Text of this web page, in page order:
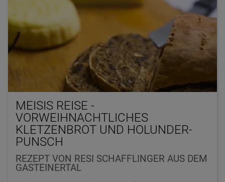
MEISIS REISE -
VORWEIHNACHTLICHES
KLETZENBROT UND HOLUNDER-
PUNSCH
REZEPT VON RESI SCHAFFLINGER AUS DEM
GASTEINERTAL